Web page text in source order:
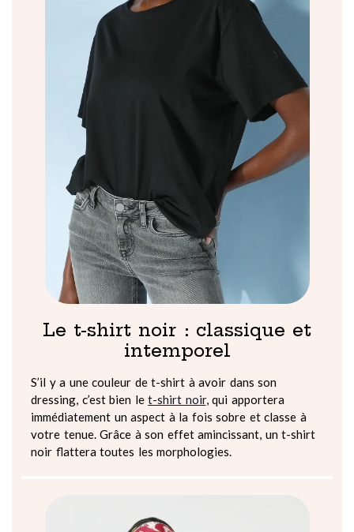
Le t-shirt noir : classique et
intemporel
S’il y a une couleur de t-shirt à avoir dans son
dressing, c’est bien le t-shirt noir, qui apportera
immédiatement un aspect à la fois sobre et classe à
votre tenue. Grâce à son effet amincissant, un t-shirt
noir flattera toutes les morphologies.